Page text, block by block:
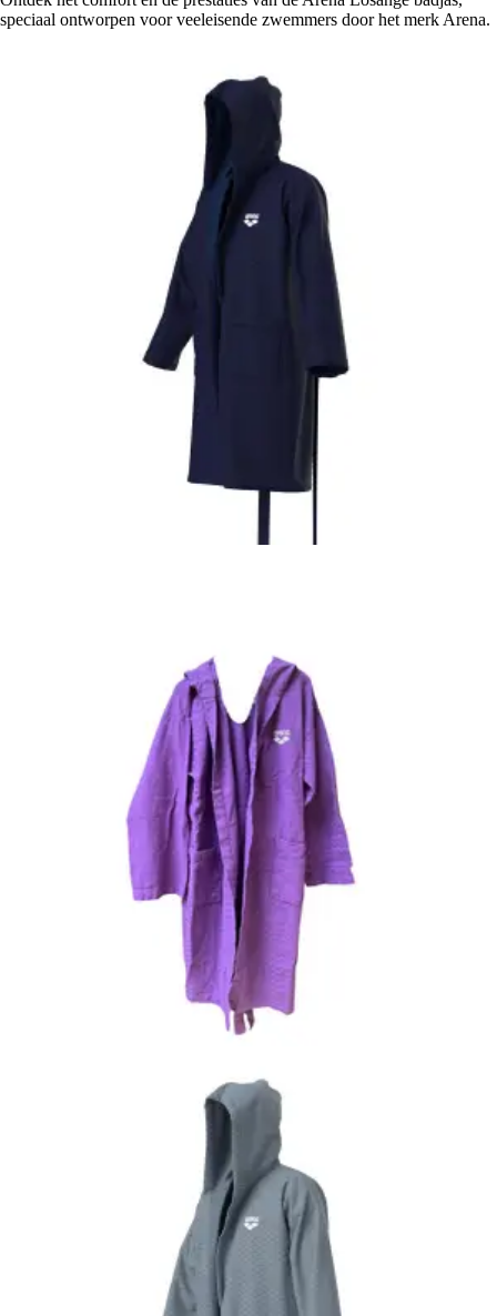
speciaal ontworpen voor veeleisende zwemmers door het merk Arena.